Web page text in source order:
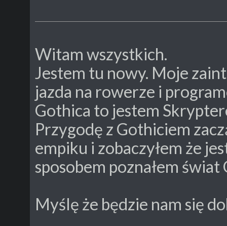
Witam wszystkich.
Jestem tu nowy. Moje
jazda na rowerze i
Gothica to jestem
Przygodę z Gothiciem
empiku i zobaczyłem że
sposobem poznałem świat
Myślę że będzie nam się